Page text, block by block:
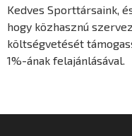
Kedves Sporttársaink,
hogy közhasznú
költségvetését
1%-ának felajánlásával.